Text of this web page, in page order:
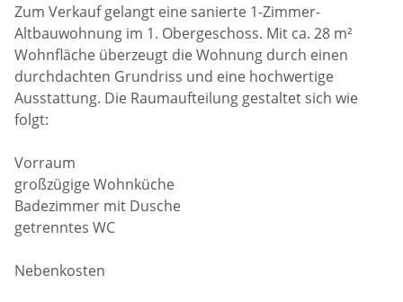
Zum Verkauf gelangt eine sanierte 1-Zimmer-
Altbauwohnung im 1. Obergeschoss. Mit ca. 28 m²
Wohnfläche überzeugt die Wohnung durch einen
durchdachten Grundriss und eine hochwertige
Ausstattung. Die Raumaufteilung gestaltet sich wie
folgt:
Vorraum
großzügige Wohnküche
Badezimmer mit Dusche
getrenntes WC
Nebenkosten